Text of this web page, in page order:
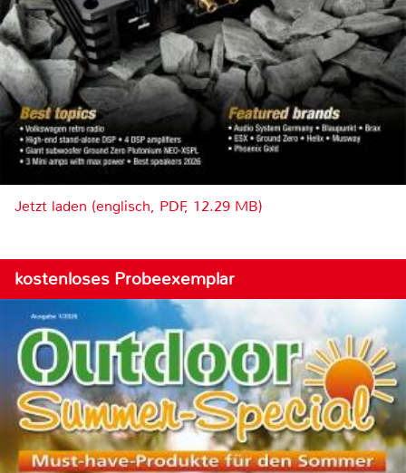
Jetzt laden (englisch, PDF, 12.29 MB)
kostenloses Probeexemplar